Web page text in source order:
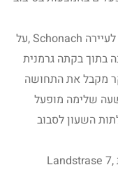
המשך המסלול לכוון מפלי טרייברג ומשם לעיירה Schonach ,על
בתוך בקתה גרמנית
מקבל את התחושה
שלימה מופעל
השעון לסבוב
בית השעון ביער השחור ,הממוקם בכתובת Landstrase 7,